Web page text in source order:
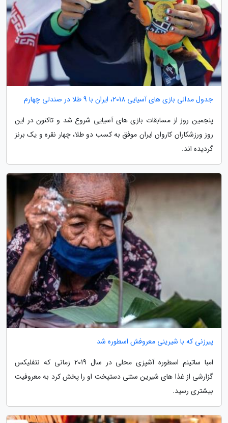
جدول مدالی بازی های آسیایی 2018، ایران با 9 طلا در صندلی چهارم
پنجمین روز از مسابقات بازی های آسیایی شروع شد و تاکنون در این
روز ورزشکاران کاروان ایران موفق به کسب دو طلا، چهار نقره و یک برنز
گردیده اند.
پیرزنی که با شیرینی معروفش اسطوره شد
امبا ساتینم اسطوره آشپزی محلی در سال 2019 زمانی که نتفلیکس
گزارشی از غذا های شیرین سنتی دستپخت او را پخش کرد به معروفیت
بیشتری رسید.